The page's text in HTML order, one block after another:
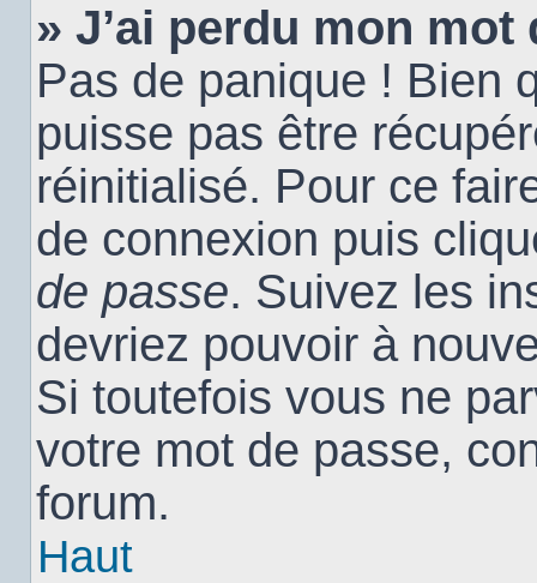
» J’ai perdu mon mot
Pas de panique ! Bien
puisse pas être
réinitialisé. Pour ce
de connexion puis
de passe. Suivez les
devriez pouvoir à
Si toutefois vous ne
votre mot de passe,
forum.
Haut